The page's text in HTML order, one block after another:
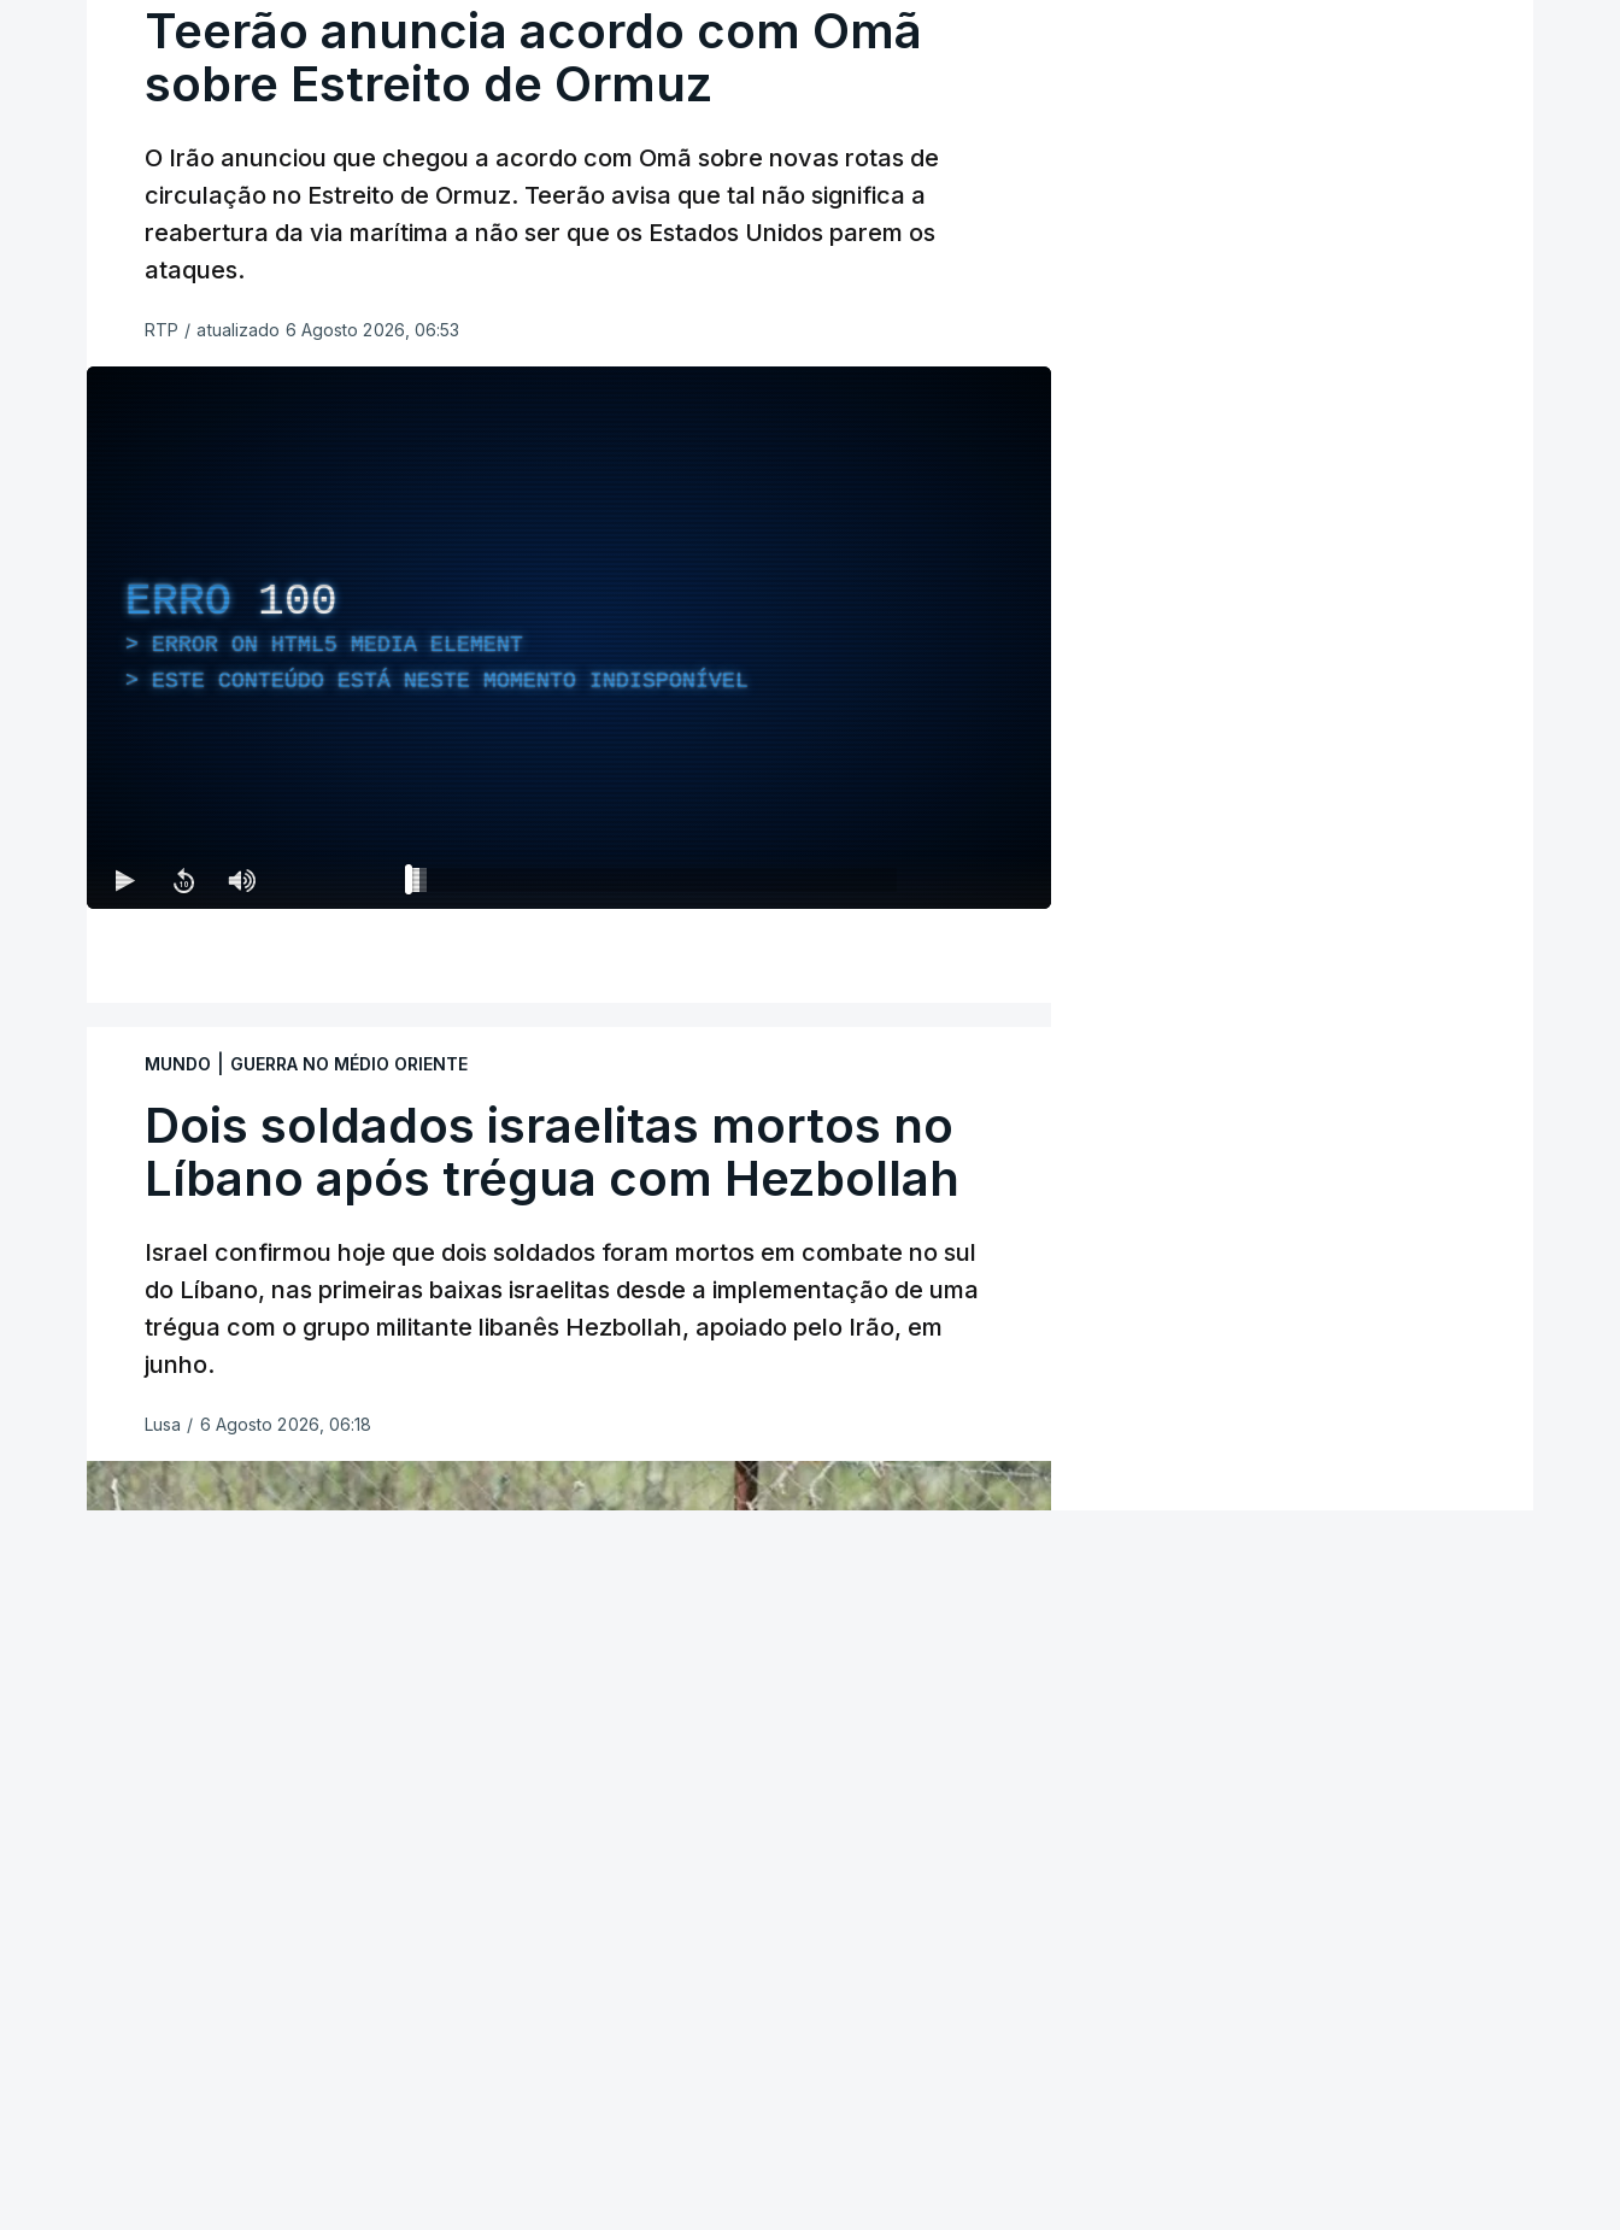
Teerão anuncia acordo com Omã
sobre Estreito de Ormuz
O Irão anunciou que chegou a acordo com Omã sobre novas rotas de
circulação no Estreito de Ormuz. Teerão avisa que tal não significa a
reabertura da via marítima a não ser que os Estados Unidos parem os
ataques.
RTP / atualizado 6 Agosto 2026, 06:53
ERRO 100
ERROR ON HTML5 MEDIA ELEMENT
ESTE CONTEÚDO ESTÁ NESTE MOMENTO INDISPONÍVEL
MUNDO GUERRA NO MÉDIO ORIENTE
Dois soldados israelitas mortos no
Líbano após trégua com Hezbollah
Israel confirmou hoje que dois soldados foram mortos em combate no sul
do Líbano, nas primeiras baixas israelitas desde a implementação de uma
trégua com o grupo militante libanês Hezbollah, apoiado pelo Irão, em
junho.
Lusa / 6 Agosto 2026, 06:18